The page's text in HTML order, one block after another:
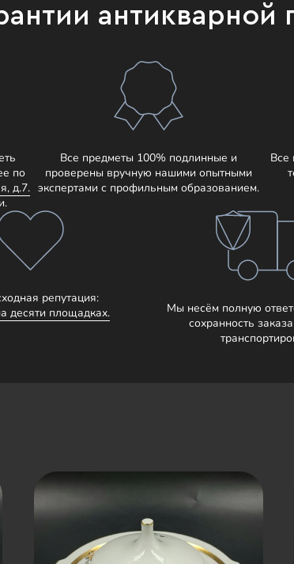
по
д.7.
Все предметы 100% подлинные и
проверены вручную нашими опытными
экспертами с профильным образованием.
Все
репутация:
десяти площадках.
Мы несём полную
сохранность